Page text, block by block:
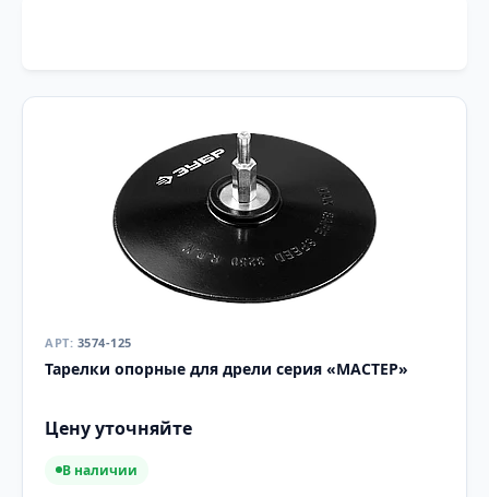
3574-125
Тарелки опорные для дрели серия «МАСТЕР»
Цену уточняйте
В наличии